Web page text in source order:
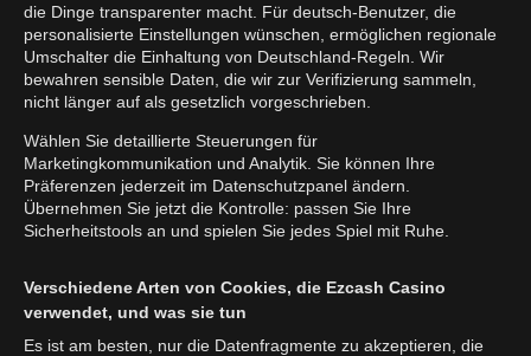
die Dinge transparenter macht. Für deutsch-Benutzer, die
personalisierte Einstellungen wünschen, ermöglichen regionale
Umschalter die Einhaltung von Deutschland-Regeln. Wir
bewahren sensible Daten, die wir zur Verifizierung sammeln,
nicht länger auf als gesetzlich vorgeschrieben.
Wählen Sie detaillierte Steuerungen für
Marketingkommunikation und Analytik. Sie können Ihre
Präferenzen jederzeit im Datenschutzpanel ändern.
Übernehmen Sie jetzt die Kontrolle: passen Sie Ihre
Sicherheitstools an und spielen Sie jedes Spiel mit Ruhe.
Verschiedene Arten von Cookies, die Ezcash Casino
verwendet, und was sie tun
Es ist am besten, nur die Datenfragmente zu akzeptieren, die